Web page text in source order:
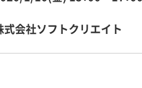
式会社ソフトクリエイト